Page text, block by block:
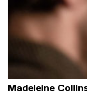
Madeleine